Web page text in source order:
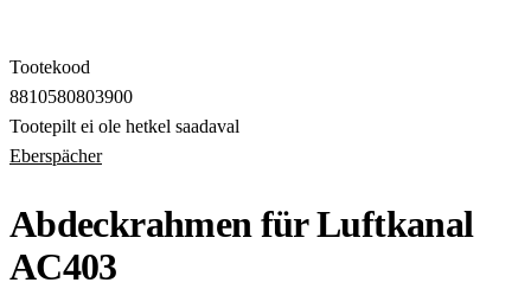
Tootekood
8810580803900
Tootepilt ei ole hetkel saadaval
Eberspächer
Abdeckrahmen für Luftkanal
AC403